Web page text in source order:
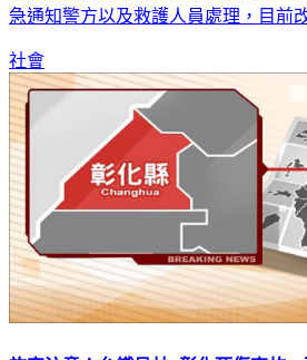
急通知警方以及救護人員處理，目前
社會